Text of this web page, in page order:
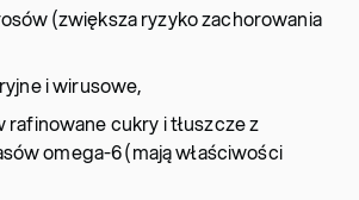
(zwiększa ryzyko zachorowania
i wirusowe,
rafinowane cukry i tłuszcze z
omega-6 (mają właściwości